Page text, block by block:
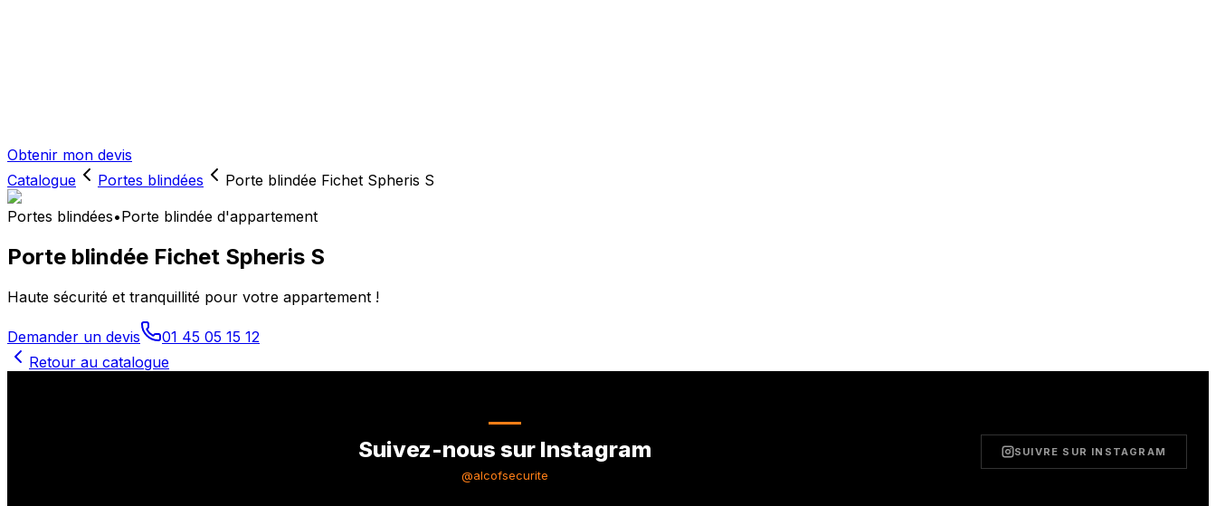
Obtenir mon devis
Catalogue
Portes blindées
Porte blindée Fichet Spheris S
Portes blindées•Porte blindée d'appartement
Porte blindée Fichet Spheris S
Haute sécurité et tranquillité pour votre appartement !
Demander un devis
01 45 05 15 12
Retour au catalogue
Suivez-nous sur Instagram
@alcofsecurite
SUIVRE SUR INSTAGRAM